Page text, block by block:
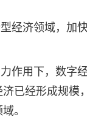
经济领域，加
作用下，数字
已经形成规模
。